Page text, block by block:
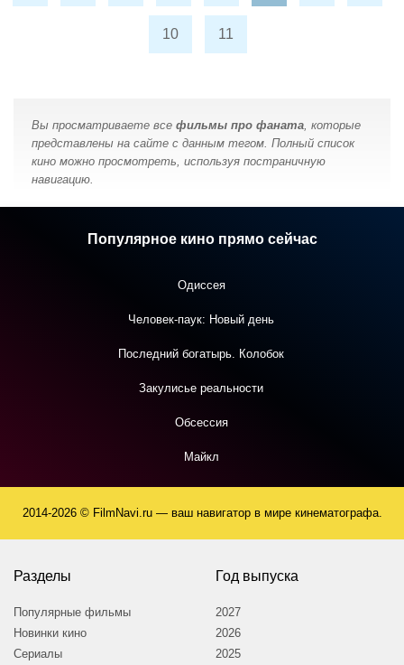
10 11
Вы просматриваете все фильмы про фаната, которые
представлены на сайте с данным тегом. Полный список
кино можно просмотреть, используя постраничную
навигацию.
Популярное кино прямо сейчас
Одиссея
Человек-паук: Новый день
Последний богатырь. Колобок
Закулисье реальности
Обсессия
Майкл
2014-2026 © FilmNavi.ru — ваш навигатор в мире кинематографа.
Разделы
Популярные фильмы
Новинки кино
Сериалы
Год выпуска
2027
2026
2025